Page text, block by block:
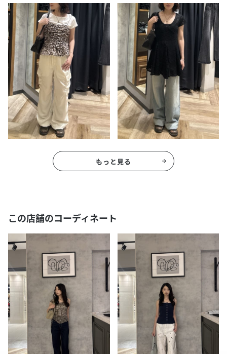
もっと見る
この店舗のコーディネート